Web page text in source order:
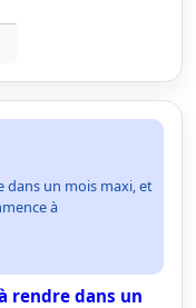
dans un mois maxi, et
à
rendre dans un